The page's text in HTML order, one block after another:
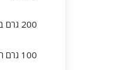
200 גרם ביסקוויטים טחונים
100 גרם חמאה מומסת